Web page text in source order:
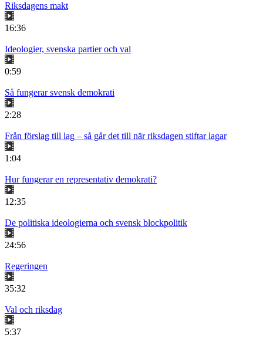
Riksdagens makt
16:36
Ideologier, svenska partier och val
0:59
Så fungerar svensk demokrati
2:28
Från förslag till lag – så går det till när riksdagen stiftar lagar
1:04
Hur fungerar en representativ demokrati?
12:35
De politiska ideologierna och svensk blockpolitik
24:56
Regeringen
35:32
Val och riksdag
5:37